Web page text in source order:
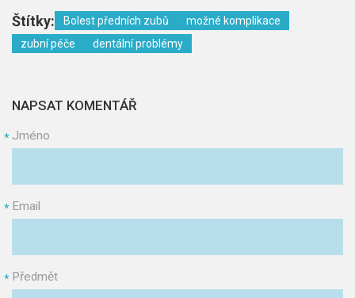
Štítky: Bolest předních zubů
možné komplikace
zubní péče
dentální problémy
NAPSAT KOMENTÁŘ
Jméno
*
Email
*
Předmět
*